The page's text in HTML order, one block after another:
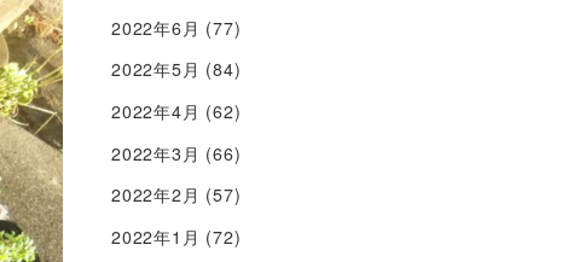
2022年6月 (77)
2022年5月 (84)
2022年4月 (62)
2022年3月 (66)
2022年2月 (57)
2022年1月 (72)